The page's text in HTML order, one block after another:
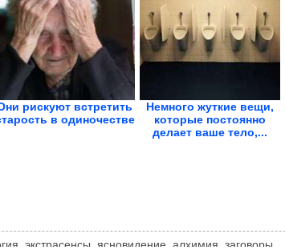
рискуют встретить
в одиночестве
Немного жуткие вещи,
которые постоянно
делает ваше тело,...
экстрасенсы, ясновидение, алхимия, заговоры,